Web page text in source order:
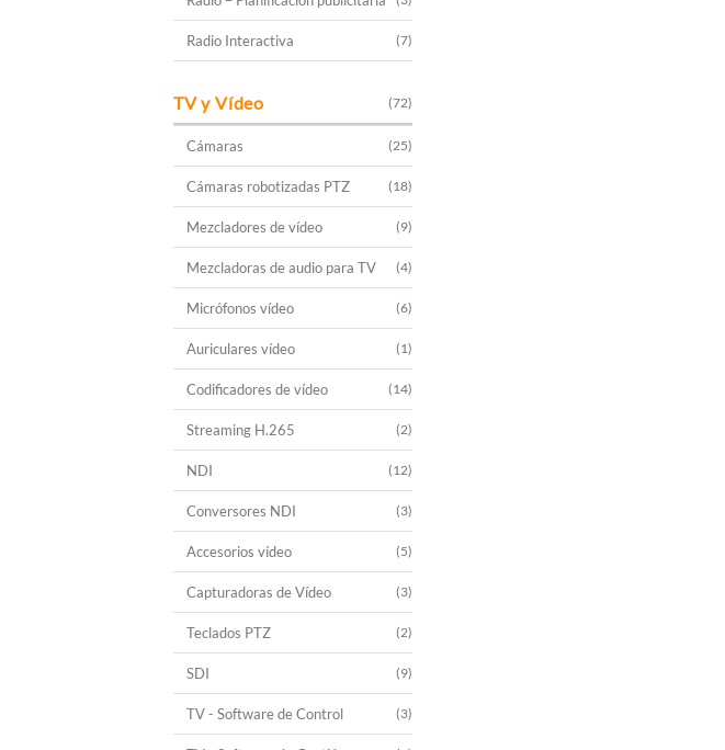
Radio Interactiva (7)
TV y Vídeo (72)
Cámaras (25)
Cámaras robotizadas PTZ (18)
Mezcladores de vídeo (9)
Mezcladoras de audio para TV (4)
Micrófonos vídeo (6)
Auriculares vídeo (1)
Codificadores de vídeo (14)
Streaming H.265 (2)
NDI (12)
Conversores NDI (3)
Accesorios vídeo (5)
Capturadoras de Vídeo (3)
Teclados PTZ (2)
SDI (9)
TV - Software de Control (3)